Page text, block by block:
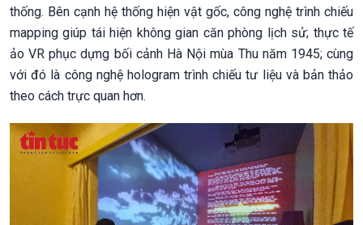
thống. Bên cạnh hệ thống hiện vật gốc, công nghệ trình chiếu
mapping giúp tái hiện không gian căn phòng lịch sử; thực tế
ảo VR phục dựng bối cảnh Hà Nội mùa Thu năm 1945; cùng
với đó là công nghệ hologram trình chiếu tư liệu và bản thảo
theo cách trực quan hơn.